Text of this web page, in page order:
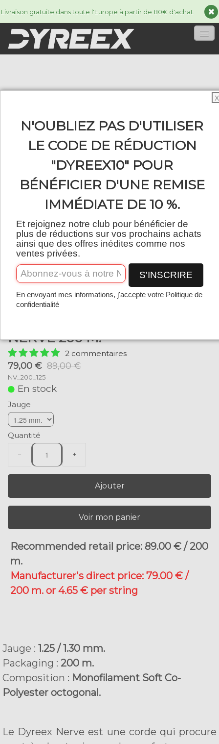
Livraison gratuite dans toute l'Europe à partir de 80€ d'achat.
CORDAGES▼
0
Français
NERVE 200 M.
2 commentaires
79,00 € 89,00 €
NV_200_125
En stock
Jauge
Quantité
− +
Ajouter
Voir mon panier
Recommended retail price: 89.00 € / 200
m.
Manufacturer's direct price: 79.00 € /
200 m. or 4.65 € per string
Jauge : 1.25 / 1.30 mm.
Packaging : 200 m.
Composition : Monofilament Soft Co-
Polyester octogonal.
Le Dyreex Nerve est une corde qui procure
X
N'OUBLIEZ PAS D'UTILISER
LE CODE DE RÉDUCTION
"DYREEX10" POUR
BÉNÉFICIER D'UNE REMISE
IMMÉDIATE DE 10 %.
Et rejoignez notre club pour bénéficier de
plus de réductions sur vos prochains achats
ainsi que des offres inédites comme nos
ventes privées.
S'INSCRIRE
En envoyant mes informations, j'accepte votre Politique de
confidentialité